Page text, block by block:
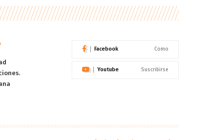
Facebook Como
Youtube Suscribirse